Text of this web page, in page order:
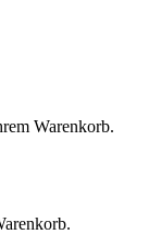
Warenkorb.